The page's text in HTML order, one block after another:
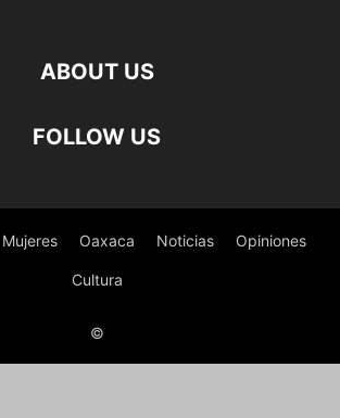
ABOUT US
FOLLOW US
Mujeres Oaxaca Noticias Opiniones
Cultura
©